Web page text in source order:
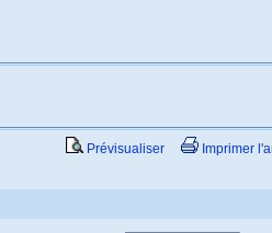
Prévisualiser Imprimer